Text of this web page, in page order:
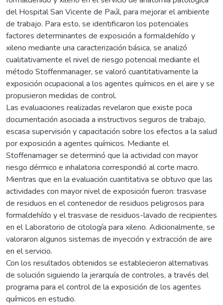
del Hospital San Vicente de Paúl, para mejorar el ambiente
de trabajo. Para esto, se identificaron los potenciales
factores determinantes de exposición a formaldehído y
xileno mediante una caracterización básica, se analizó
cualitativamente el nivel de riesgo potencial mediante el
método Stoffenmanager, se valoró cuantitativamente la
exposición ocupacional a los agentes químicos en el aire y se
propusieron medidas de control.
Las evaluaciones realizadas revelaron que existe poca
documentación asociada a instructivos seguros de trabajo,
escasa supervisión y capacitación sobre los efectos a la salud
por exposición a agentes químicos. Mediante el
Stoffenamager se determinó que la actividad con mayor
riesgo dérmico e inhalatoria correspondió al corte macro.
Mientras que en la evaluación cuantitativa se obtuvo que las
actividades con mayor nivel de exposición fueron: trasvase
de residuos en el contenedor de residuos peligrosos para
formaldehído y el trasvase de residuos-lavado de recipientes
en el Laboratorio de citología para xileno. Adicionalmente, se
valoraron algunos sistemas de inyección y extracción de aire
en el servicio.
Con los resultados obtenidos se establecieron alternativas
de solución siguiendo la jerarquía de controles, a través del
programa para el control de la exposición de los agentes
químicos en estudio.